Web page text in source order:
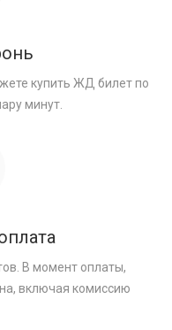
купить ЖД билет по
минут.
В момент оплаты,
включая комиссию